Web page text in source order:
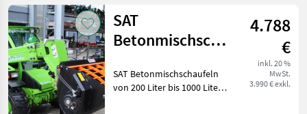
Kategorie 4 Land
AKTUELLER
PFAD
Bautechnik
Zurücksetzen
Ergebnisse
anzeigen
SAT
Betonmischschaufeln
200Lt.-1000Lt.
4.788
€
inkl. 20 %
MwSt.
3.990 € exkl.
SAT Betonmischschaufeln
von 200 Liter bis 1000 Liter -